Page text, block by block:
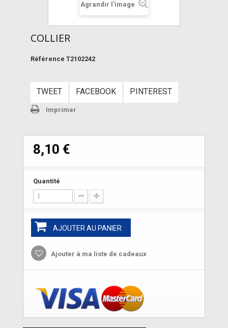
Agrandir l'image
COLLIER
Référence T2102242
TWEET FACEBOOK PINTEREST
Imprimer
8,10 €
Quantité
AJOUTER AU PANIER
Ajouter à ma liste de cadeaux